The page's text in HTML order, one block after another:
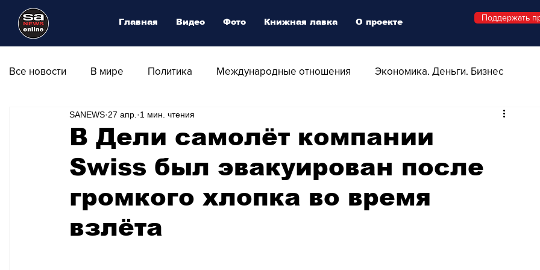
Все новости В мире Политика Международные отношения Экономика. Деньги. Бизнес
Общество Армия Аналитика
Транспорт Культура Магия искусства Swiss Афиша Стиль Стильный четверг
В Дели самолёт компании
Swiss был эвакуирован после
громкого хлопка во время
взлёта
SANEWS 27 апр. 1 мин. чтения
Главная Видео Фото Книжная лавка О проекте Поддержать